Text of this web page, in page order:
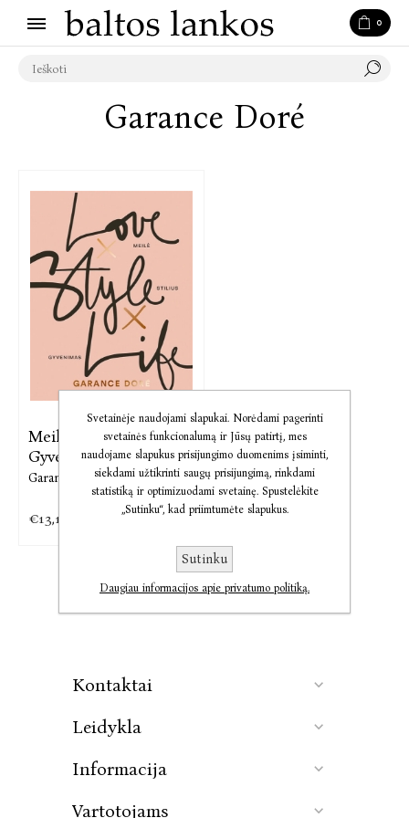
0
Garance Doré
Meilė X Stilius X
Gyvenimas
Garance Doré
€13,10
Kontaktai
Leidykla
Informacija
Vartotojams
Svetainėje naudojami slapukai. Norėdami pagerinti
svetainės funkcionalumą ir Jūsų patirtį, mes
naudojame slapukus prisijungimo duomenims įsiminti,
siekdami užtikrinti saugų prisijungimą, rinkdami
statistiką ir optimizuodami svetainę. Spustelėkite
„Sutinku“, kad priimtumėte slapukus.
Sutinku
Daugiau informacijos apie privatumo politiką.